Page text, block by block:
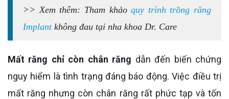
>> Xem thêm: Tham khảoquy trình trồng răng
Implantkhông đau tại nha khoa Dr. Care
Mất răng chỉ còn chân răng dẫn đến biến chứng
nguy hiểm là tình trạng đáng báo động. Việc điều trị
mất răng nhưng còn chân răng rất phức tạp và tốn